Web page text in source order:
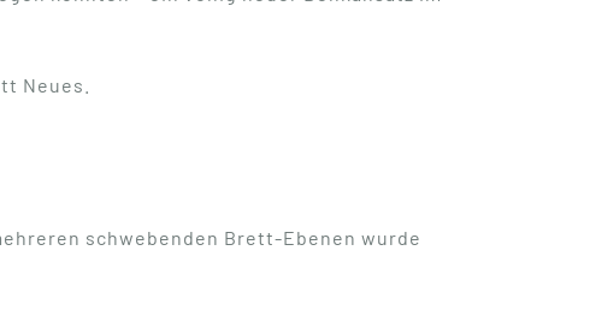
Neues.
schwebenden Brett-Ebenen wurde